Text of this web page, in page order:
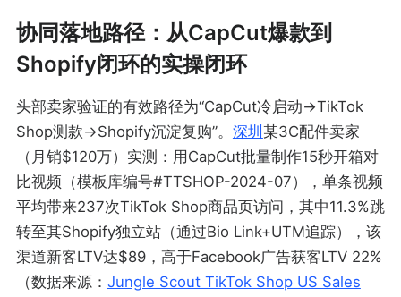
协同落地路径：从CapCut爆款到
Shopify闭环的实操闭环
头部卖家验证的有效路径为“CapCut冷启动→TikTok
Shop测款→Shopify沉淀复购”。 深圳 某3C配件卖家
（月销$120万）实测：用CapCut批量制作15秒开箱对
比视频（模板库编号#TTSHOP-2024-07），单条视频
平均带来237次TikTok Shop商品页访问，其中11.3%跳
转至其Shopify独立站（通过Bio Link+UTM追踪），该
渠道新客LTV达$89，高于Facebook广告获客LTV 22%
（数据来源： Jungle Scout TikTok Shop US Sales